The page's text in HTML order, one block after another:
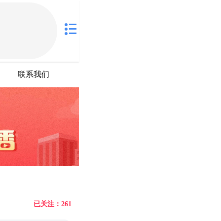
联系我们
已关注：261